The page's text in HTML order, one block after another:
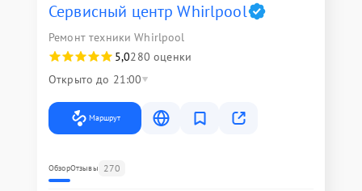
Сервисный центр Whirlpool
Ремонт техники Whirlpool
5,0280 оценки
Открыто до 21:00
Маршрут
ОбзорОтзывы 270